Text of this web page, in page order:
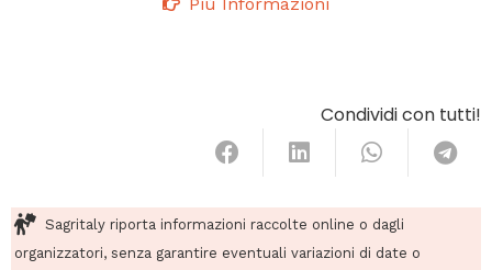
Condividi con tutti!
Sagritaly riporta informazioni raccolte online o dagli
organizzatori, senza garantire eventuali variazioni di date o